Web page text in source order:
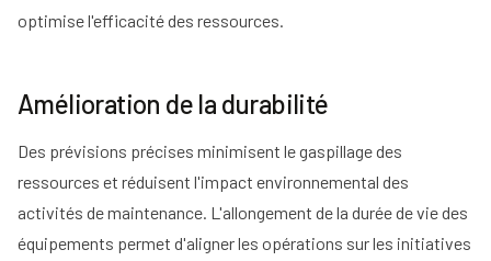
optimise l'efficacité des ressources.
Amélioration de la durabilité
Des prévisions précises minimisent le gaspillage des
ressources et réduisent l'impact environnemental des
activités de maintenance. L'allongement de la durée de vie des
équipements permet d'aligner les opérations sur les initiatives